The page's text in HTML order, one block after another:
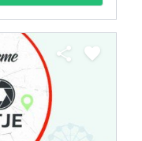
share favorite